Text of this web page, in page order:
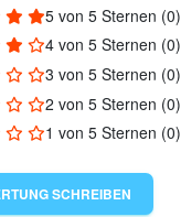
5 von 5 Sternen (0)
4 von 5 Sternen (0)
3 von 5 Sternen (0)
2 von 5 Sternen (0)
1 von 5 Sternen (0)
SCHREIBEN